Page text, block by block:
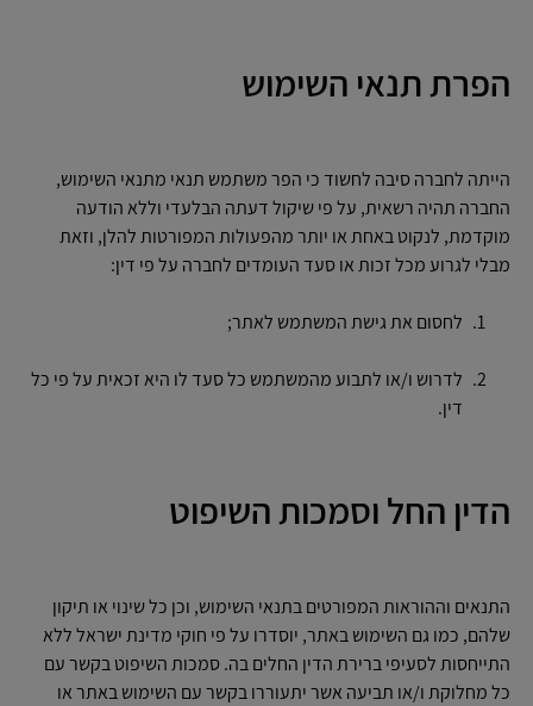
הפרת תנאי השימוש
הייתה לחברה סיבה לחשוד כי הפר משתמש תנאי מתנאי השימוש,
החברה תהיה רשאית, על פי שיקול דעתה הבלעדי וללא הודעה
מוקדמת, לנקוט באחת או יותר מהפעולות המפורטות להלן, וזאת
מבלי לגרוע מכל זכות או סעד העומדים לחברה על פי דין:
לחסום את גישת המשתמש לאתר;
לדרוש ו/או לתבוע מהמשתמש כל סעד לו היא זכאית על פי כל
דין.
הדין החל וסמכות השיפוט
התנאים וההוראות המפורטים בתנאי השימוש, וכן כל שינוי או תיקון
שלהם, כמו גם השימוש באתר, יוסדרו על פי חוקי מדינת ישראל ללא
התייחסות לסעיפי ברירת הדין החלים בה. סמכות השיפוט בקשר עם
כל מחלוקת ו/או תביעה אשר יתעוררו בקשר עם השימוש באתר או